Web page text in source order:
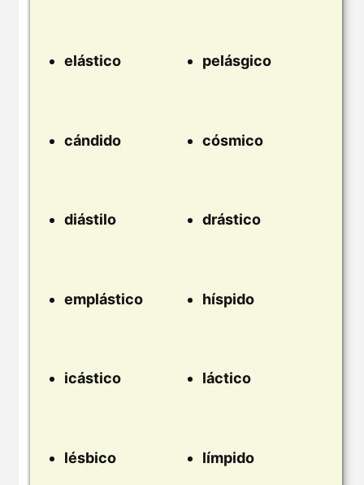
elástico pelásgico
cándido cósmico
diástilo drástico
emplástico híspido
icástico láctico
lésbico límpido